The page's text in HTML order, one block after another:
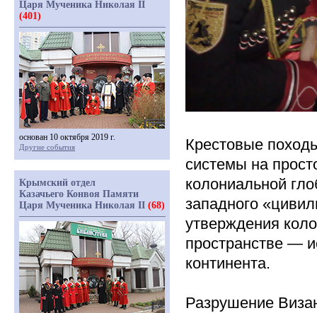
Крестовые
системы на
колониальной
западного
утверждения
пространстве —
континента.
Разрушение
Царя Мученика Николая II
(401)
основан 10 октября 2019 г.
Другие события
Крымский отдел
Казачьего Конвоя Памяти
Царя Мученика Николая II (68)